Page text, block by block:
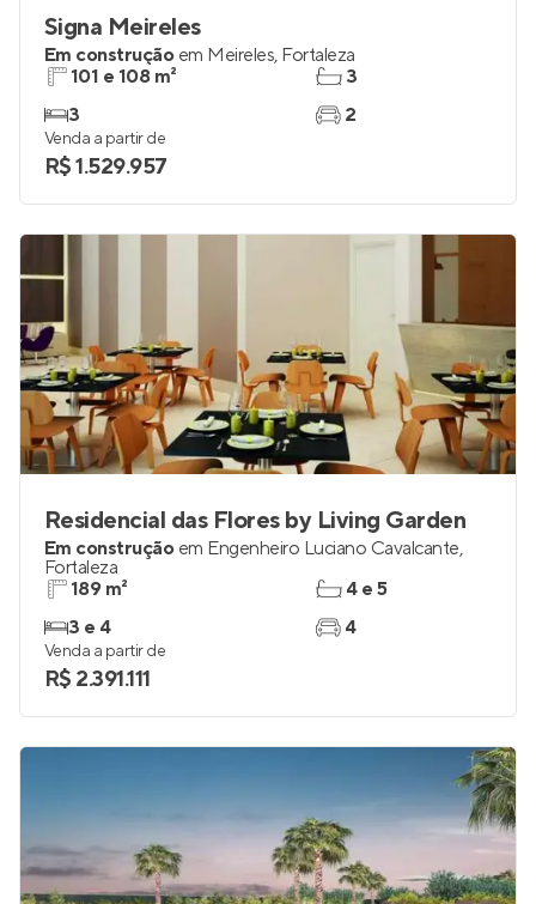
Signa Meireles
Em construção em Meireles, Fortaleza
101 e 108 m²
3
3
2
Venda a partir de
R$ 1.529.957
Residencial das Flores by Living Garden
Em construção em Engenheiro Luciano Cavalcante,
Fortaleza
189 m²
3 e 4
4 e 5
4
Venda a partir de
R$ 2.391.111